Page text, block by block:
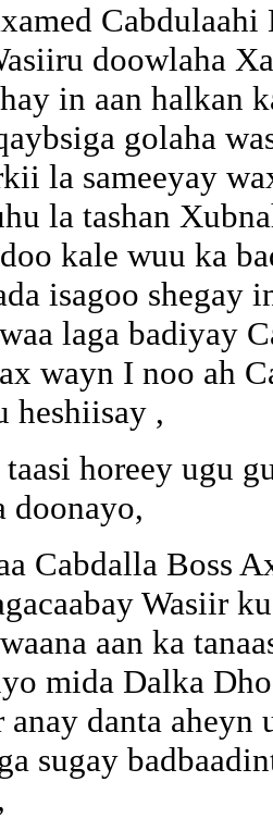
doowlaha
in aan halkan
golaha
la sameeyay
la tashan
kale wuu ka
isagoo shegay
laga badiyay
wayn I noo ah
heshiisay ,
taasi horeey ugu
doonayo,
Cabdalla Boss
Wasiir
aan ka
mida Dalka
danta aheyn
sugay